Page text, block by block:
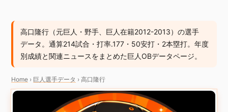
高口隆行（元巨人・野手、巨人在籍2012-2013）の選手
データ。通算214試合・打率.177・50安打・2本塁打。年度
別成績と関連ニュースをまとめた巨人OBデータページ。
Home › 巨人選手データ › 高口隆行